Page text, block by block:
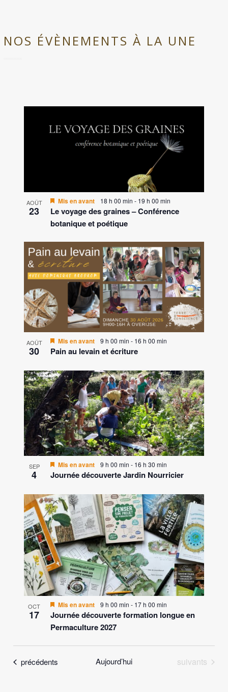
NOS ÉVÈNEMENTS À LA UNE
W
AOÛT
23
Le voyage des graines – Conférence
botanique et poétique
Mis en avant 18 h 00 min- 19 h 00 min
AOÛT
30 Pain au levain et écriture
Mis en avant 9 h 00 min- 16 h 00 min
SEP
4 Journée découverte Jardin Nourricier
Mis en avant 9 h 00 min- 16 h 30 min
OCT
17
Journée découverte formation longue en
Permaculture 2027
Mis en avant 9 h 00 min- 17 h 00 min
Évènements
précédents Aujourd’hui Évènements
suivants